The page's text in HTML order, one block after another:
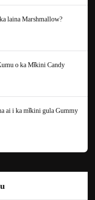
laina Marshmallow?
o ka Mīkini Candy
ai i ka mīkini gula Gummy